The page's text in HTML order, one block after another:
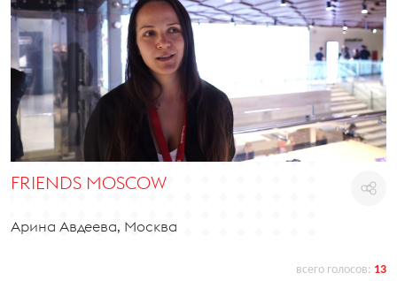
FRIENDS MOSCOW
Арина Авдеева, Москва
всего голосов: 13